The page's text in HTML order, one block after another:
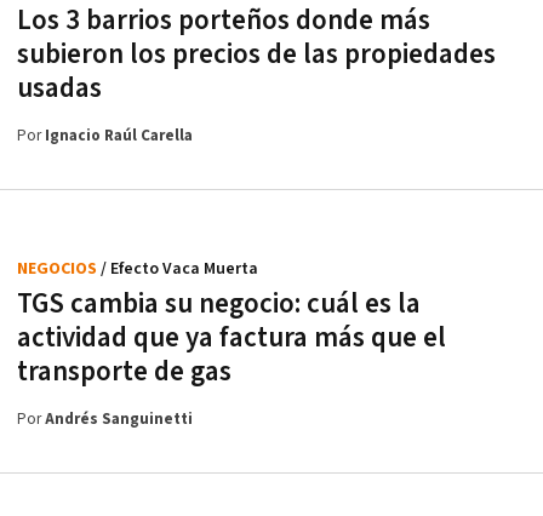
Los 3 barrios porteños donde más
subieron los precios de las propiedades
usadas
PorIgnacio Raúl Carella
TGS cambia su negocio: cuál es la
actividad que ya factura más que el
transporte de gas
NEGOCIOS / Efecto Vaca Muerta
PorAndrés Sanguinetti